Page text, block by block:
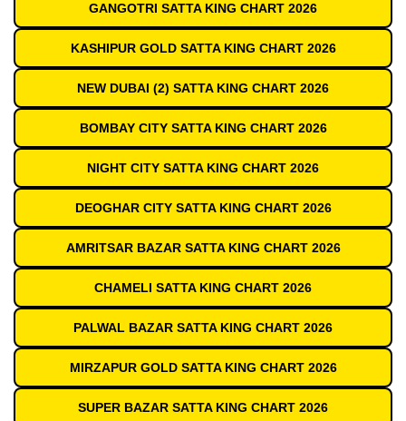
GANGOTRI SATTA KING CHART 2026
KASHIPUR GOLD SATTA KING CHART 2026
NEW DUBAI (2) SATTA KING CHART 2026
BOMBAY CITY SATTA KING CHART 2026
NIGHT CITY SATTA KING CHART 2026
DEOGHAR CITY SATTA KING CHART 2026
AMRITSAR BAZAR SATTA KING CHART 2026
CHAMELI SATTA KING CHART 2026
PALWAL BAZAR SATTA KING CHART 2026
MIRZAPUR GOLD SATTA KING CHART 2026
SUPER BAZAR SATTA KING CHART 2026